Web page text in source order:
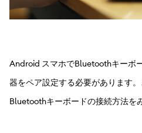
Android スマホでBluetoothキーボ
器をペア設定する必要があります
Bluetoothキーボードの接続方法を